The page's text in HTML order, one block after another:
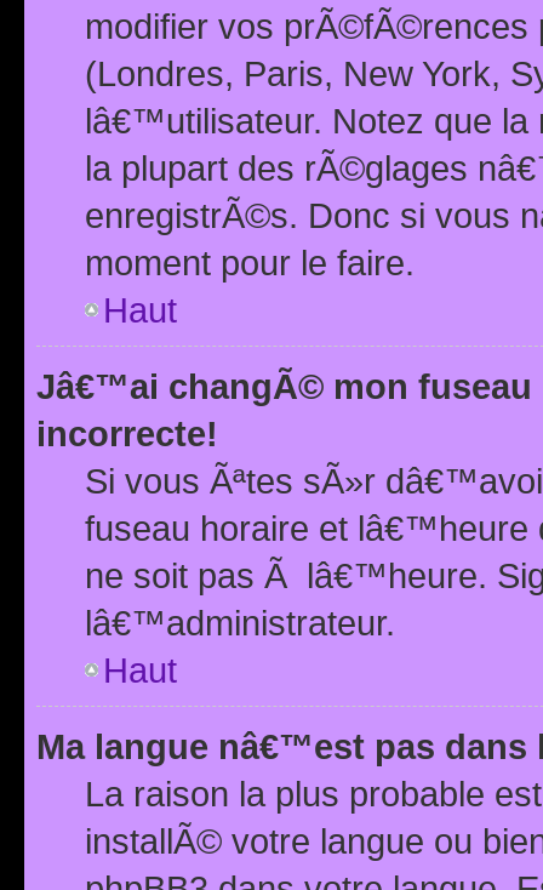
modifier vos prÃ©fÃ©rences
(Londres, Paris, New York,
lâ€™utilisateur. Notez que la
la plupart des rÃ©glages
enregistrÃ©s. Donc si vous
moment pour le faire.
Haut
Jâ€™ai changÃ© mon
incorrecte!
Si vous Ãªtes sÃ»r
fuseau horaire et
ne soit pas Ã lâ€™heure.
lâ€™administrateur.
Haut
Ma langue nâ€™est pas dans
La raison la plus probable
installÃ© votre langue ou